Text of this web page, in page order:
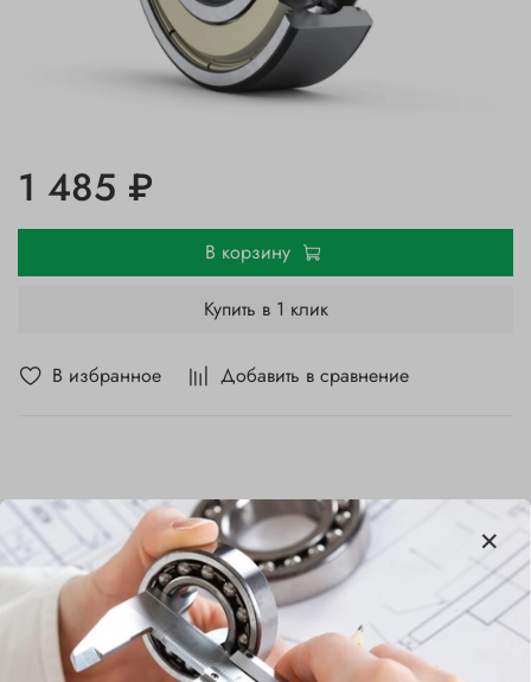
В избранное Добавить в сравнение
1 485 ₽
В корзину
Купить в 1 клик
Характеристики
Бренд